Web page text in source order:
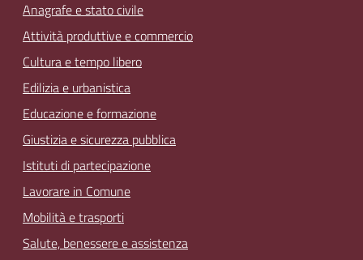
Anagrafe e stato civile
Attività produttive e commercio
Cultura e tempo libero
Edilizia e urbanistica
Educazione e formazione
Giustizia e sicurezza pubblica
Istituti di partecipazione
Lavorare in Comune
Mobilità e trasporti
Salute, benessere e assistenza